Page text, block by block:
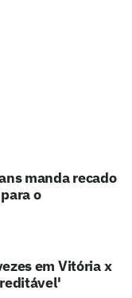
manda recado
o
em Vitória x